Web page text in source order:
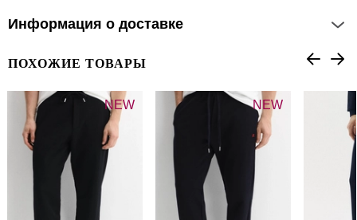
Информация о доставке
ПОХОЖИЕ ТОВАРЫ
NEW NEW